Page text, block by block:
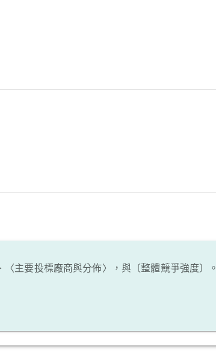
主要投標廠商與分佈〉，與〔整體競爭強度〕。